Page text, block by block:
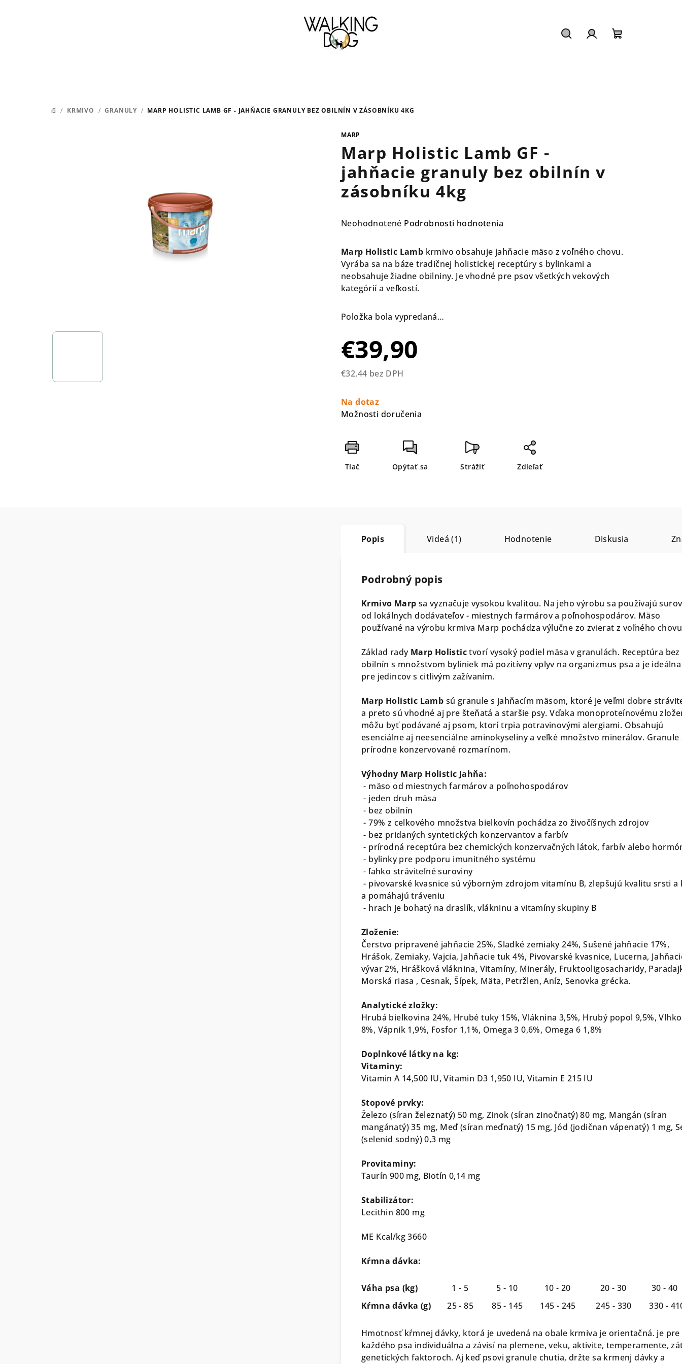
DOMOV
/ KRMIVO / GRANULY / MARP HOLISTIC LAMB GF - JAHŇACIE GRANULY BEZ OBILNÍN V ZÁSOBNÍKU 4KG
MARP
Marp Holistic Lamb GF -
jahňacie granuly bez obilnín v
zásobníku 4kg
Priemerné
produktu
je
0,0
z
Neohodnotené Podrobnosti hodnotenia
Marp Holistic Lamb krmivo obsahuje jahňacie mäso z voľného chovu.
Vyrába sa na báze tradičnej holistickej receptúry s bylinkami a
neobsahuje žiadne obilniny. Je vhodné pre psov všetkých vekových
kategórií a veľkostí.
Položka bola vypredaná…
€39,90
€32,44 bez DPH
cena:
Na dotaz
Možnosti doručenia
Tlač Opýtať sa Strážiť Zdieľať
Popis Videá (1) Hodnotenie Diskusia
Podrobný popis
Krmivo Marp sa vyznačuje vysokou kvalitou. Na jeho výrobu sa používajú
od lokálnych dodávateľov - miestnych farmárov a poľnohospodárov. Mäso
používané na výrobu krmiva Marp pochádza výlučne zo zvierat z voľného
Základ rady Marp Holistictvorí vysoký podiel mäsa v granulách. Receptúra bez
obilnín s množstvom byliniek má pozitívny vplyv na organizmus psa a je
pre jedincov s citlivým zažívaním.
Marp Holistic Lamb sú granule s jahňacím mäsom, ktoré je veľmi dobre
a preto sú vhodné aj pre šteňatá a staršie psy. Vďaka monoproteínovému
môžu byť podávané aj psom, ktorí trpia potravinovými alergiami. Obsahujú
esenciálne aj neesenciálne aminokyseliny a veľké množstvo minerálov. Granule
prírodne konzervované rozmarínom.
Výhodny Marp Holistic Jahňa:
- mäso od miestnych farmárov a poľnohospodárov
- jeden druh mäsa
- bez obilnín
- 79% z celkového množstva bielkovín pochádza zo živočíšnych zdrojov
- bez pridaných syntetických konzervantov a farbív
- prírodná receptúra bez chemických konzervačných látok, farbív alebo
- bylinky pre podporu imunitného systému
- ľahko stráviteľné suroviny
- pivovarské kvasnice sú výborným zdrojom vitamínu B, zlepšujú kvalitu srsti a
a pomáhajú tráveniu
- hrach je bohatý na draslík, vlákninu a vitamíny skupiny B
Zloženie:
Čerstvo pripravené jahňacie 25%, Sladké zemiaky 24%, Sušené jahňacie 17%,
Hrášok, Zemiaky, Vajcia, Jahňacie tuk 4%, Pivovarské kvasnice, Lucerna,
vývar 2%, Hrášková vláknina, Vitamíny, Minerály, Fruktooligosacharidy,
Morská riasa , Cesnak, Šípek, Mäta, Petržlen, Aníz, Senovka grécka.
Analytické zložky:
Hrubá bielkovina 24%, Hrubé tuky 15%, Vláknina 3,5%, Hrubý popol 9,5%,
8%, Vápnik 1,9%, Fosfor 1,1%, Omega 3 0,6%, Omega 6 1,8%
Doplnkové látky na kg:
Vitaminy:
Vitamin A 14,500 IU, Vitamin D3 1,950 IU, Vitamin E 215 IU
Stopové prvky:
Železo (síran železnatý) 50 mg, Zinok (síran zinočnatý) 80 mg, Mangán (síran
mangánatý) 35 mg, Meď (síran meďnatý) 15 mg, Jód (jodičnan vápenatý) 1 mg,
(selenid sodný) 0,3 mg
Provitaminy:
Taurín 900 mg, Biotín 0,14 mg
Stabilizátor:
Lecithin 800 mg
ME Kcal/kg 3660
Kŕmnadávka:
Váha psa (kg) 1 - 5 5 - 10 10 - 20 20 - 30
30 - 40
Kŕmna dávka (g)
25 - 85 85 - 145 145 - 245 245 - 330 330 -
Hmotnosť kŕmnej dávky, ktorá je uvedená na obale krmiva je orientačná. je pre
každého psa individuálna a závisí na plemene, veku, aktivite, temperamente,
genetických faktoroch. Aj keď psovi granule chutia, držte sa krmenj dávky a